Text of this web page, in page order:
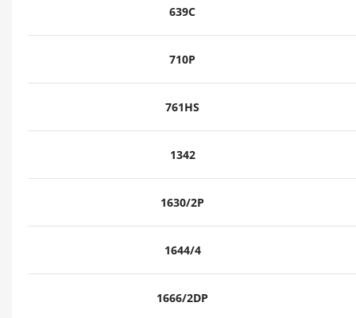
639C
710P
761HS
1342
1630/2P
1644/4
1666/2DP